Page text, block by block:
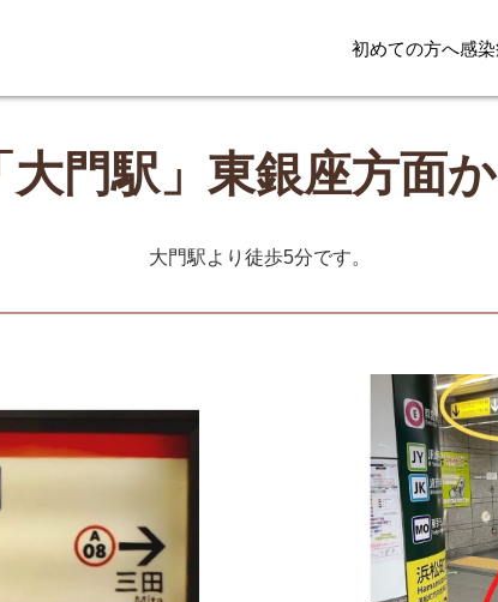
初めての方へ感
門駅」東銀座方面
大門駅より徒歩5分です。